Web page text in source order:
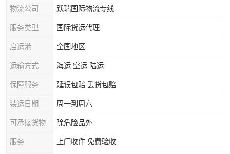
物流公司 跃瑞国际物流专线
服务类型 国际货运代理
启运港 全国地区
运输方式 海运 空运 陆运
保障服务 延误包赔 丢货包赔
装运日期 周一到周六
可承接货物 除危险品外
服务 上门收件 免费验收